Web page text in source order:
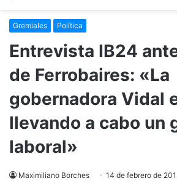
Gremiales Política
Entrevista IB24
de Ferrobaires: «La
gobernadora Vidal
llevando a cabo un
laboral»
Maximiliano Borches 14 de febrero de